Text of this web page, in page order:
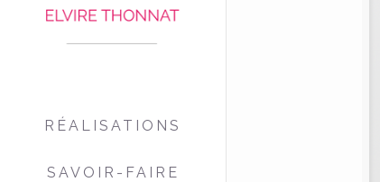
RÉALISATIONS
SAVOIR-FAIRE